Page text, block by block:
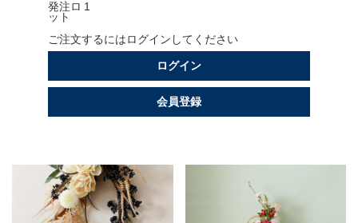
発注ロ
ット
1
ご注文するにはログインしてください
ログイン
会員登録